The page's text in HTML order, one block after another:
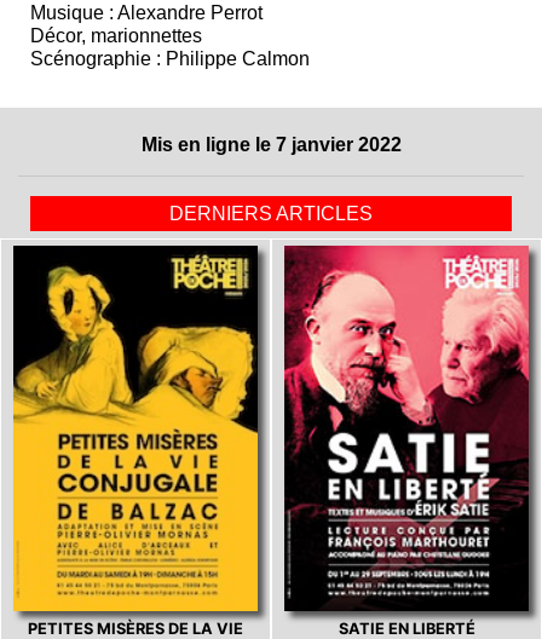
Musique : Alexandre Perrot
Décor, marionnettes
Scénographie : Philippe Calmon
Mis en ligne le 7 janvier 2022
DERNIERS ARTICLES
PETITES MISÈRES DE LA VIE
SATIE EN LIBERTÉ